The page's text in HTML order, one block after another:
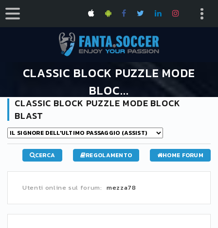
CLASSIC BLOCK PUZZLE MODE
BLOC...
HOME
OFFRO/CERCO PARTECIPANTI
CLASSIC BLOCK PUZZLE MODE BLOCK BLAST
CLASSIC BLOCK PUZZLE MODE BLOCK
BLAST
CERCA REGOLAMENTO HOME FORUM
Utenti online sul forum: mezza78